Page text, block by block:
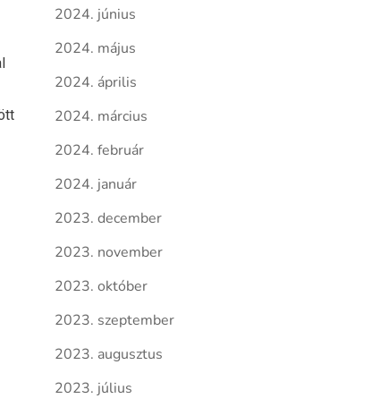
2024. június
2024. május
2024. április
2024. március
2024. február
2024. január
2023. december
2023. november
2023. október
2023. szeptember
2023. augusztus
2023. július